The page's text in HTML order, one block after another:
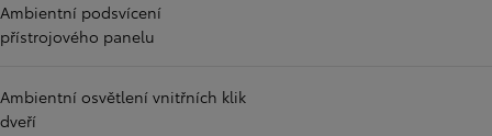
Ambientní podsvícení
přístrojového panelu
Ambientní osvětlení vnitřních klik
dveří